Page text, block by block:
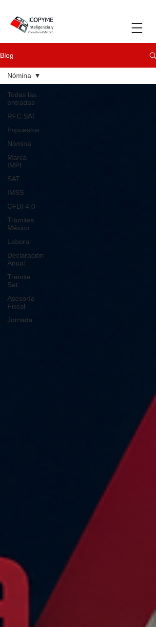
Blog
Todas las
entradas
RFC SAT
Impuestos
Nómina
Marca
IMPI
SAT
IMSS
CFDI 4.0
Trámites
México
Laboral
Declaración
Anual
Trámite
Sat
Asesoría
Fiscal
Jornada
Nómina